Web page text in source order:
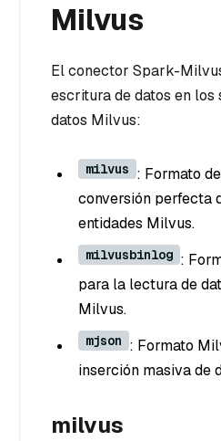
Milvus
El conector Spark-
escritura de datos en los
datos Milvus:
milvus : Formato
conversión perfecta
entidades Milvus.
milvusbinlog :
para la lectura de
Milvus.
mjson : Formato
inserción masiva de
milvus